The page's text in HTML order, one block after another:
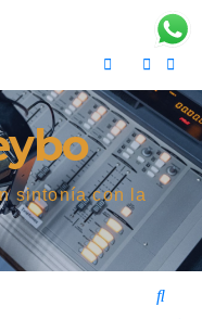
sintonía con la